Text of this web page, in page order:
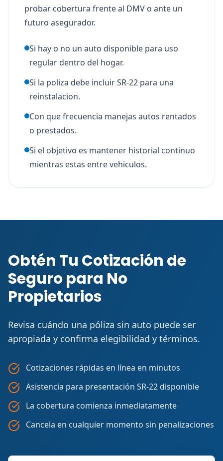
probar cobertura frente al DMV o ante un
futuro asegurador.
Si hay o no un auto disponible para uso
regular dentro del hogar.
Si la poliza debe incluir SR-22 para una
reinstalacion.
Con que frecuencia manejas autos rentados
o prestados.
Si el objetivo es mantener historial continuo
mientras estas entre vehiculos.
Obtén Tu Cotización de
Seguro para No
Propietarios
Revisa cuándo una póliza sin auto puede ser
apropiada y confirma elegibilidad y términos.
Cotizaciones rápidas en línea en minutos
Asistencia para presentación SR-22 disponible
La cobertura comienza inmediatamente
Cancela en cualquier momento sin penalizaciones